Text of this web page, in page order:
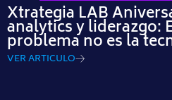
Xtrategia LAB
analytics y liderazgo:
problema no es la
VER ARTICULO